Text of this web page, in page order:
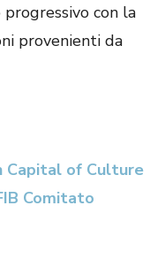
con la
provenienti da
Capital of Culture
Comitato